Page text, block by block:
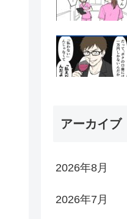
アーカイブ
2026年8月
2026年7月